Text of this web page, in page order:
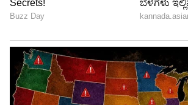
ABOUT THE AUTHOR
Sushma Hegde
ಸುವರ್ಣ ನ್ಯೂಸ್ ಸುದ್ದಿ ಮಾಧ್ಯಮದ ಡಿಜಿಟಲ್
ಮೂರು ವರ್ಷಗಳಿಂದ ಕೆಲಸ ಮಾಡುತ್ತಿದ್ದೇನೆ.
ಡಿಜಿಟಲ್‌ ಮಾಧ್ಯಮದಲ್ಲಿ 5 ವರ್ಷ ಕೆಲಸ
SDM ಉಜಿರೆಯಲ್ಲಿ ಪತ್ರಿಕೋದ್ಯಮದ
ಸುದ್ದಿಲೋಕದಲ್ಲಿ ರಾಜಕೀಯ, ದೇಶ,
ವಾಣಿಜ್ಯ, ಕ್ರೈಂ ಸುದ್ದಿಗಳಲ್ಲಿ ಆಸಕ್ತಿ.
ಮಂಗಳ ಜ್ಯೋತಿಷ್ಯ ಅದೃಷ್ಟ